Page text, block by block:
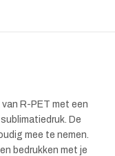
R-PET met een
De
mee te nemen.
bedrukken met je